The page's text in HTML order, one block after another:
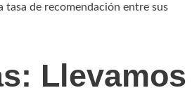
tasa de recomendación entre sus
Llevamos